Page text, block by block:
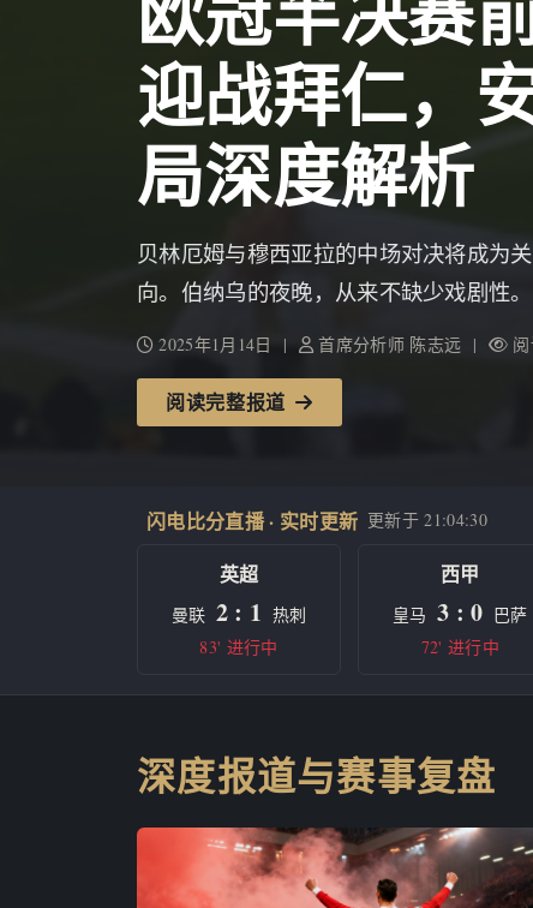
迎战拜仁，
局深度解析
贝林厄姆与穆西亚拉的中场对决将成为
向。伯纳乌的夜晚，从来不缺少戏剧性。
2025年1月14日 | 首席分析师 陈志远 |
阅读完整报道
闪电比分直播 · 实时更新 更新于21:04:30
英超
曼联 2 : 1 热刺
83' 进行中
西甲
皇马 3 : 0 巴萨
72' 进行中
深度报道与赛事复盘